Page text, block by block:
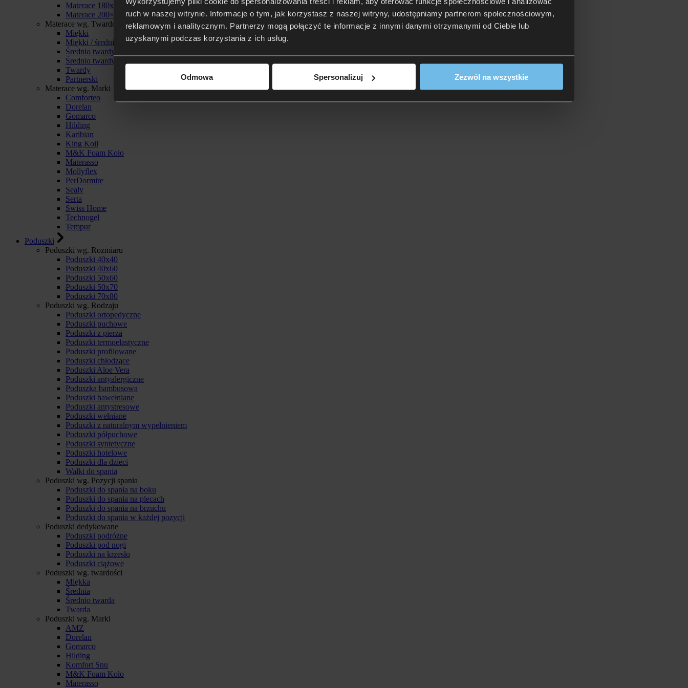
ruch w naszej witrynie. Informacje o tym, jak korzystasz z naszej witryny, udostępniamy partnerom społecznościowym,
reklamowym i analitycznym. Partnerzy mogą połączyć te informacje z innymi danymi otrzymanymi od Ciebie lub
uzyskanymi podczas korzystania z ich usług.
Odmowa Spersonalizuj Zezwól na wszystkie
Materace 180x200
Materace 200×200
Materace wg. Twardości
Miękki
Miękki / średnio twardy
Średnio twardy
Średnio twardy / twardy
Twardy
Partnerski
Materace wg. Marki
Comforteo
Dorelan
Gomarco
Hilding
Karibian
King Koil
M&K Foam Koło
Materasso
Mollyflex
PerDormire
Sealy
Serta
Swiss Home
Technogel
Tempur
Poduszki
Poduszki wg. Rozmiaru
Poduszki 40x40
Poduszki 40x60
Poduszki 50x60
Poduszki 50x70
Poduszki 70x80
Poduszki wg. Rodzaju
Poduszki ortopedyczne
Poduszki puchowe
Poduszki z pierza
Poduszki termoelastyczne
Poduszki profilowane
Poduszki chłodzące
Poduszki Aloe Vera
Poduszki antyalergiczne
Poduszka bambusowa
Poduszki bawełniane
Poduszki antystresowe
Poduszki wełniane
Poduszki z naturalnym wypełnieniem
Poduszki półpuchowe
Poduszki syntetyczne
Poduszki hotelowe
Poduszki dla dzieci
Wałki do spania
Poduszki wg. Pozycji spania
Poduszki do spania na boku
Poduszki do spania na plecach
Poduszki do spania na brzuchu
Poduszki do spania w każdej pozycji
Poduszki dedykowane
Poduszki podróżne
Poduszki pod nogi
Poduszki na krzesło
Poduszki ciążowe
Poduszki wg. twardości
Miękka
Średnia
Średnio twarda
Twarda
Poduszki wg. Marki
AMZ
Dorelan
Gomarco
Hilding
Komfort Snu
M&K Foam Koło
Materasso